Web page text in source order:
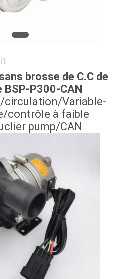
brosse de C.C de
BSP-P300-CAN
circulation/Variable-
contrôle à faible
pump/CAN